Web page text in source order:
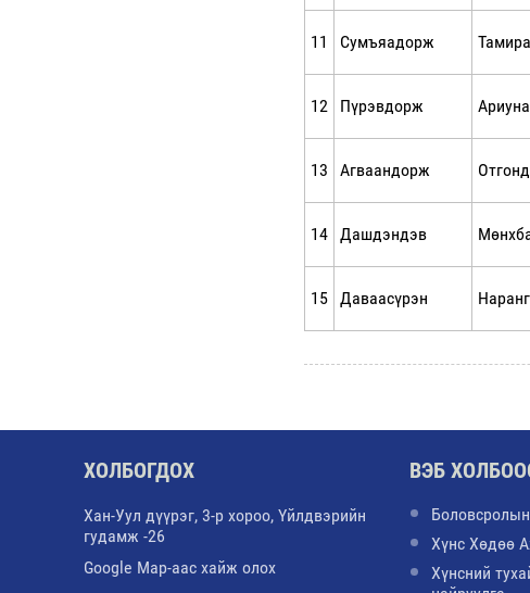
11 Сумъяадорж
12 Пүрэвдорж
13 Агваандорж
14 Дашдэндэв
15 Даваасүрэн
ХОЛБОГДОХ
Хан-Уул дүүрэг, 3-р хороо, Үйлдвэрийн
гудамж -26
Google Map-аас хайж олох
ВЭБ
Хүнс Хөдөө
Хүнсний